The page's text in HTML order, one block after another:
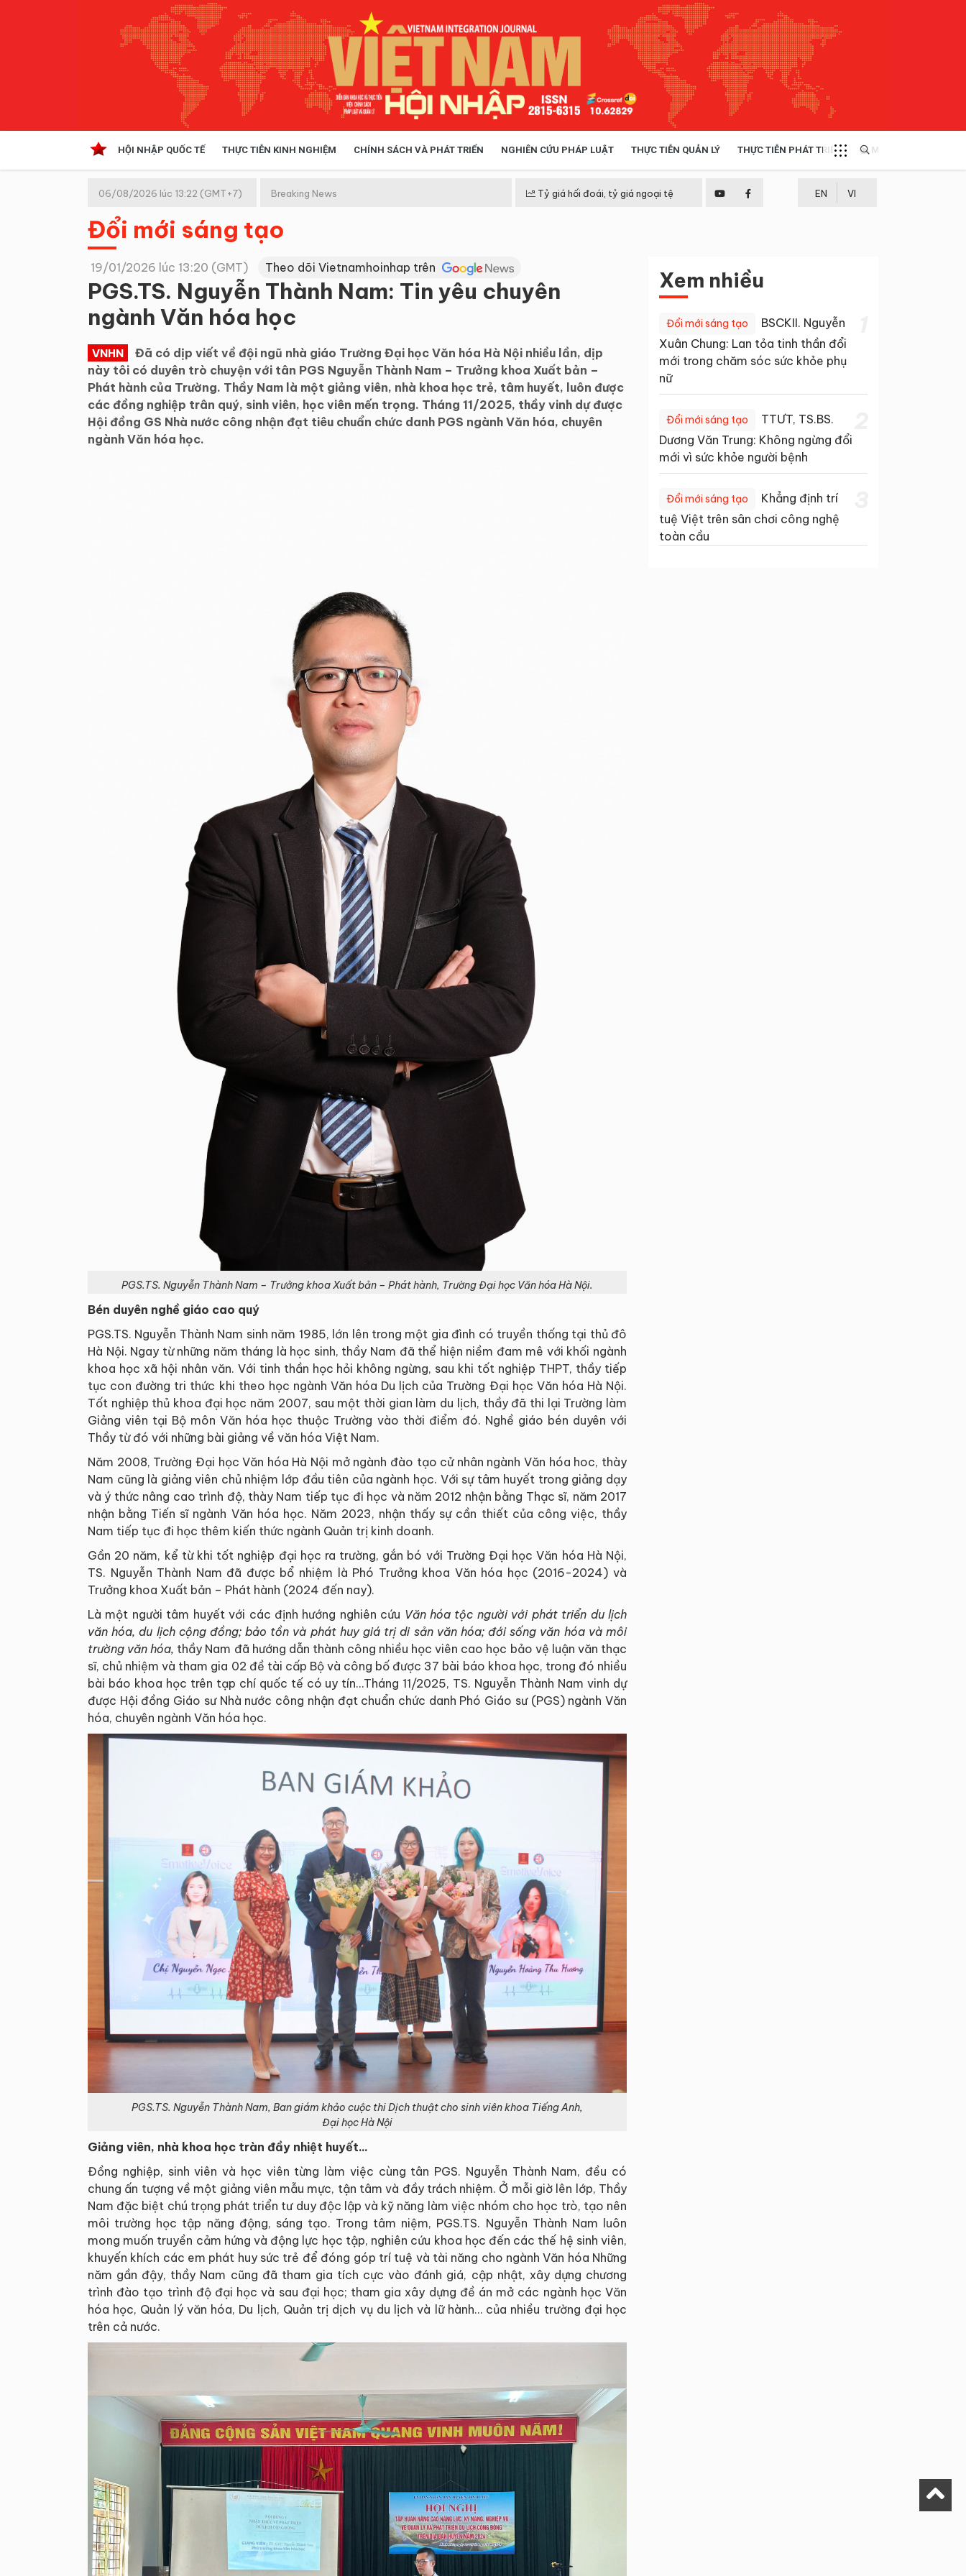
HỘI NHẬP QUỐC TẾ THỰC TIỄN KINH NGHIỆM CHÍNH SÁCH VÀ PHÁT TRIỂN NGHIÊN CỨU PHÁP LUẬT THỰC TIỄN QUẢN LÝ THỰC TIỄN PHÁT TRIỂN MULTIMEDIA
Kinh tế hội nhập
Doanh nghiệp
06/08/2026 lúc 13:22 (GMT+7) Breaking News Tỷ giá hối đoái, tỷ giá ngoại tệ EN VI
Đổi mới sáng tạo
19/01/2026 lúc 13:20 (GMT) Theo dõi Vietnamhoinhap trên
PGS.TS. Nguyễn Thành Nam: Tin yêu chuyên
ngành Văn hóa học
VNHN
Đã có dịp viết về đội ngũ nhà giáo Trường Đại học Văn hóa Hà Nội nhiều lần, dịp
này tôi có duyên trò chuyện với tân PGS Nguyễn Thành Nam – Trưởng khoa Xuất bản –
Phát hành của Trường. Thầy Nam là một giảng viên, nhà khoa học trẻ, tâm huyết, luôn được
các đồng nghiệp trân quý, sinh viên, học viên mến trọng. Tháng 11/2025, thầy vinh dự được
Hội đồng GS Nhà nước công nhận đạt tiêu chuẩn chức danh PGS ngành Văn hóa, chuyên
ngành Văn hóa học.
PGS.TS. Nguyễn Thành Nam – Trưởng khoa Xuất bản – Phát hành, Trường Đại học Văn hóa Hà Nội.
Bén duyên nghề giáo cao quý
PGS.TS. Nguyễn Thành Nam sinh năm 1985, lớn lên trong một gia đình có truyền thống tại thủ đô
Hà Nội. Ngay từ những năm tháng là học sinh, thầy Nam đã thể hiện niềm đam mê với khối ngành
khoa học xã hội nhân văn. Với tinh thần học hỏi không ngừng, sau khi tốt nghiệp THPT, thầy tiếp
tục con đường tri thức khi theo học ngành Văn hóa Du lịch của Trường Đại học Văn hóa Hà Nội.
Tốt nghiệp thủ khoa đại học năm 2007, sau một thời gian làm du lịch, thầy đã thi lại Trường làm
Giảng viên tại Bộ môn Văn hóa học thuộc Trường vào thời điểm đó. Nghề giáo bén duyên với
Thầy từ đó với những bài giảng về văn hóa Việt Nam.
Năm 2008, Trường Đại học Văn hóa Hà Nội mở ngành đào tạo cử nhân ngành Văn hóa hoc, thày
Nam cũng là giảng viên chủ nhiệm lớp đầu tiên của ngành học. Với sự tâm huyết trong giảng dạy
và ý thức nâng cao trình độ, thày Nam tiếp tục đi học và năm 2012 nhận bằng Thạc sĩ, năm 2017
nhận bằng Tiến sĩ ngành Văn hóa học. Năm 2023, nhận thấy sự cần thiết của công việc, thầy
Nam tiếp tục đi học thêm kiến thức ngành Quản trị kinh doanh.
Gần 20 năm, kể từ khi tốt nghiệp đại học ra trường, gắn bó với Trường Đại học Văn hóa Hà Nội,
TS. Nguyễn Thành Nam đã được bổ nhiệm là Phó Trưởng khoa Văn hóa học (2016-2024) và
Trưởng khoa Xuất bản – Phát hành (2024 đến nay).
Là một người tâm huyết với các định hướng nghiên cứu Văn hóa tộc người với phát triển du lịch
văn hóa, du lịch cộng đồng; bảo tồn và phát huy giá trị di sản văn hóa; đới sống văn hóa và môi
trường văn hóa, thầy Nam đã hướng dẫn thành công nhiều học viên cao học bảo vệ luận văn thạc
sĩ, chủ nhiệm và tham gia 02 đề tài cấp Bộ và công bố được 37 bài báo khoa học, trong đó nhiều
bài báo khoa học trên tạp chí quốc tế có uy tín…Tháng 11/2025, TS. Nguyễn Thành Nam vinh dự
được Hội đồng Giáo sư Nhà nước công nhận đạt chuẩn chức danh Phó Giáo sư (PGS) ngành Văn
hóa, chuyên ngành Văn hóa học.
PGS.TS. Nguyễn Thành Nam, Ban giám khảo cuộc thi Dịch thuật cho sinh viên khoa Tiếng Anh,
Đại học Hà Nội
Giảng viên, nhà khoa học tràn đầy nhiệt huyết...
Đồng nghiệp, sinh viên và học viên từng làm việc cùng tân PGS. Nguyễn Thành Nam, đều có
chung ấn tượng về một giảng viên mẫu mực, tận tâm và đầy trách nhiệm. Ở mỗi giờ lên lớp, Thầy
Nam đặc biệt chú trọng phát triển tư duy độc lập và kỹ năng làm việc nhóm cho học trò, tạo nên
môi trường học tập năng động, sáng tạo. Trong tâm niệm, PGS.TS. Nguyễn Thành Nam luôn
mong muốn truyền cảm hứng và động lực học tập, nghiên cứu khoa học đến các thế hệ sinh viên,
khuyến khích các em phát huy sức trẻ để đóng góp trí tuệ và tài năng cho ngành Văn hóa Những
năm gần đậy, thầy Nam cũng đã tham gia tích cực vào đánh giá, cập nhật, xây dựng chương
trình đào tạo trình độ đại học và sau đại học; tham gia xây dựng đề án mở các ngành học Văn
hóa học, Quản lý văn hóa, Du lịch, Quản trị dịch vụ du lịch và lữ hành… của nhiều trường đại học
trên cả nước.
Xem nhiều
Đổi mới sáng tạo
BSCKII. Nguyễn
Xuân Chung: Lan tỏa tinh thần đổi
mới trong chăm sóc sức khỏe phụ
nữ
Đổi mới sáng tạo
TTƯT, TS.BS.
Dương Văn Trung: Không ngừng đổi
mới vì sức khỏe người bệnh
Đổi mới sáng tạo
Khẳng định trí
tuệ Việt trên sân chơi công nghệ
toàn cầu